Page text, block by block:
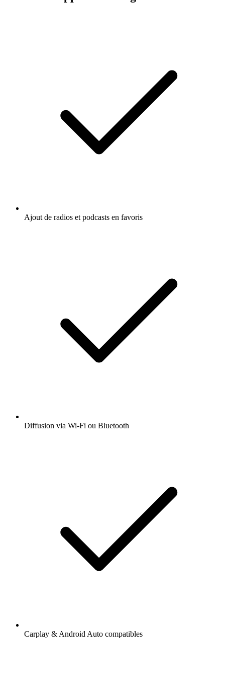
Ajout de radios et podcasts en favoris
Diffusion via Wi-Fi ou Bluetooth
Carplay & Android Auto compatibles